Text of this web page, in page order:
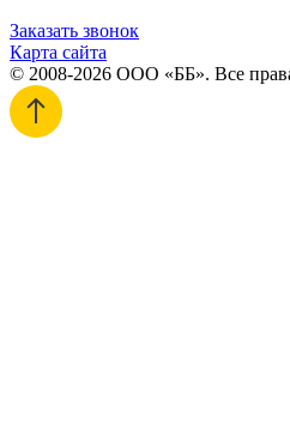
Заказать звонок
Карта сайта
© 2008-2026 ООО «ББ». Все